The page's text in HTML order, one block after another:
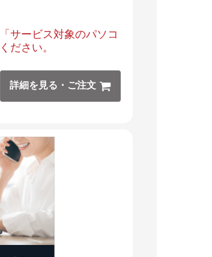
サービス対象のパソコ
ださい。
詳細を見る・ご注文